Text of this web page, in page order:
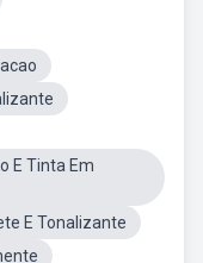
E Tinta Em
E Tonalizante